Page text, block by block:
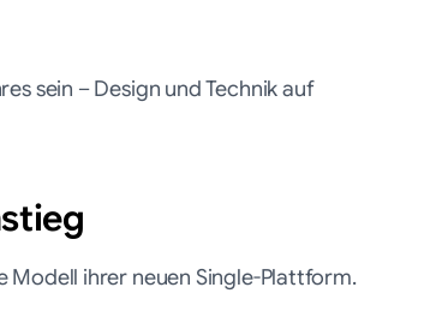
sein – Design und Technik auf
ihrer neuen Single-Plattform.